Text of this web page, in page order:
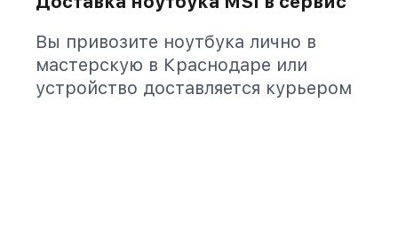
Вы привозите ноутбука лично в
мастерскую в Краснодаре или
устройство доставляется курьером